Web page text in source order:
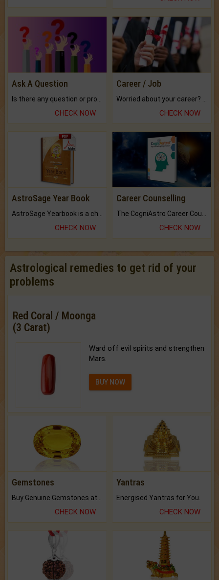
Ask A Question
CHECK NOW
Career / Job
CHECK NOW
AstroSage Year Book
AstroSage Yearbook is a channel to fulfill your dreams and destiny.
CHECK NOW
Career Counselling
The CogniAstro Career Counselling Report is the most comprehensive report available on this topic.
CHECK NOW
Astrological remedies to get rid of your
problems
Red Coral / Moonga
(3 Carat)
Ward off evil spirits and strengthen
Mars.
BUY NOW
Gemstones
CHECK NOW
Yantras
Energised Yantras for You.
CHECK NOW